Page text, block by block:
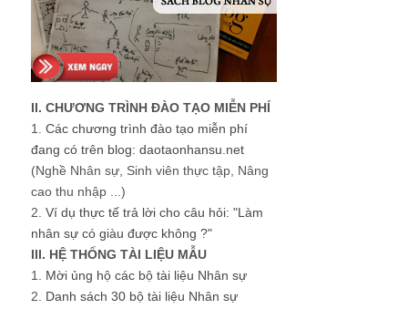
II. CHƯƠNG TRÌNH ĐÀO TẠO MIỄN PHÍ
1. Các chương trình đào tạo miễn phí
đang có trên blog: daotaonhansu.net
(Nghề Nhân sự, Sinh viên thực tập, Nâng
cao thu nhập ...)
2. Ví dụ thực tế trả lời cho câu hỏi: "Làm
nhân sự có giàu được không ?"
III. HỆ THỐNG TÀI LIỆU MẪU
1. Mời ủng hộ các bộ tài liệu Nhân sự
2. Danh sách 30 bộ tài liệu Nhân sự